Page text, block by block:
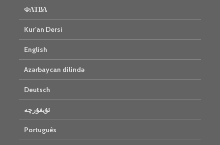
ФАТВА
Kur’an Dersi
English
Azərbaycan dilində
Deutsch
ئۇيغۇرچە
Português